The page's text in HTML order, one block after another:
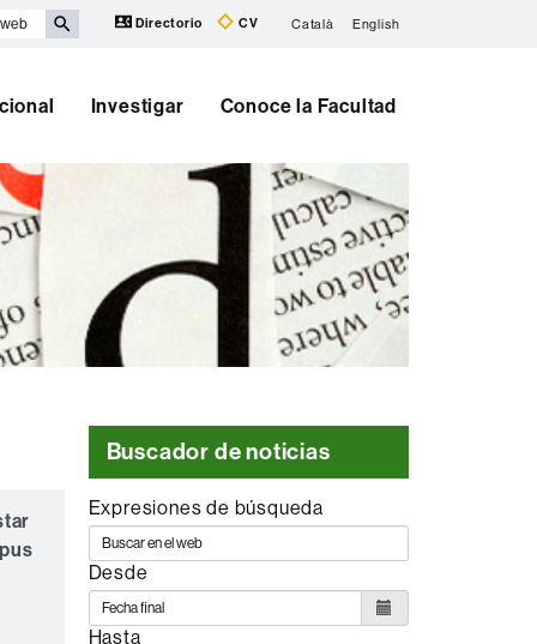
Directorio CV Català English
Investigar Conoce la Facultad
Buscador de noticias
Expresiones de búsqueda
Desde
Hasta